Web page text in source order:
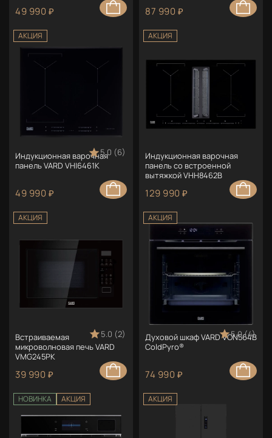
49 990 ₽ 87 990 ₽
АКЦИЯ
5.0 (6)
Индукционная варочная
панель VARD VHI6461K
49 990 ₽
АКЦИЯ
Индукционная варочная
панель со встроенной
вытяжкой VHH8462B
129 990 ₽
АКЦИЯ
5.0 (2)
Встраиваемая
микроволновая печь VARD
VMG245PK
39 990 ₽
АКЦИЯ
5.0 (4)
Духовой шкаф VARD VON564B
ColdPyro®
74 990 ₽
НОВИНКА АКЦИЯ АКЦИЯ